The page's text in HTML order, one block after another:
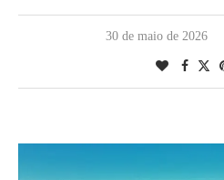
30 de maio de 2026